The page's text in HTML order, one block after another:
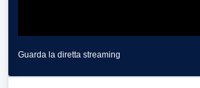
Guarda la diretta streaming